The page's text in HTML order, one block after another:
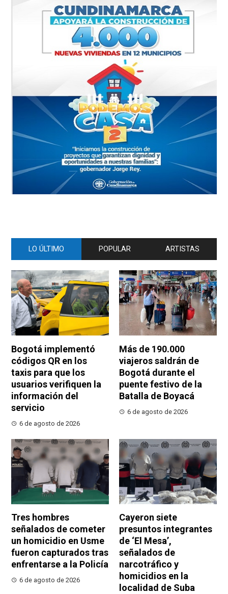
LO ÚLTIMO POPULAR ARTISTAS
Bogotá implementó
códigos QR en los
taxis para que los
usuarios verifiquen la
información del
servicio
6 de agosto de 2026
Más de 190.000
viajeros saldrán de
Bogotá durante el
puente festivo de la
Batalla de Boyacá
6 de agosto de 2026
Tres hombres
señalados de cometer
un homicidio en Usme
fueron capturados tras
enfrentarse a la Policía
6 de agosto de 2026
Cayeron siete
presuntos integrantes
de ‘El Mesa’,
señalados de
narcotráfico y
homicidios en la
localidad de Suba